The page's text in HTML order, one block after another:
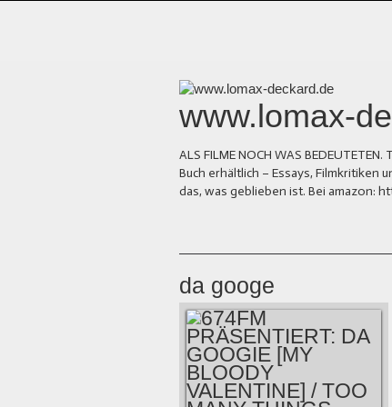
www.lomax-
ALS FILME NOCH WAS
Buch erhältlich – Essays, Filmkritiken
das, was geblieben ist. Bei amazon:
da googe